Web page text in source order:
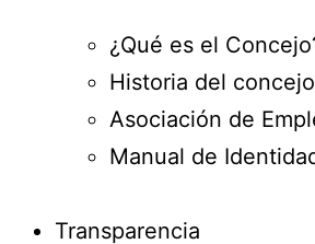
¿Qué es el
Historia del concejo
Asociación de
Manual de
Transparencia